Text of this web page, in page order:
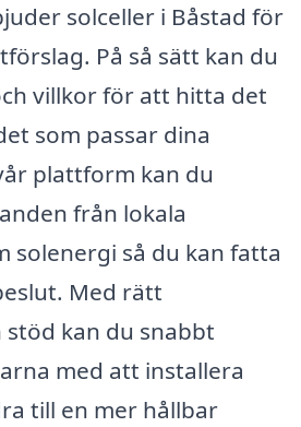
solceller i Båstad för
På så sätt kan du
villkor för att hitta det
som passar dina
plattform kan du
från lokala
solenergi så du kan fatta
Med rätt
kan du snabbt
med att installera
till en mer hållbar